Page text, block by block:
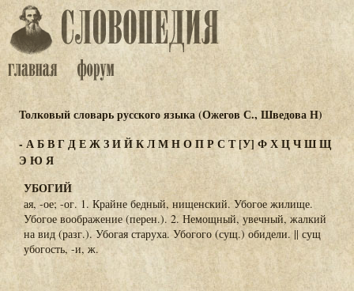
Толковый словарь русского языка (Ожегов С., Шведова Н)
-АБВГДЕЖЗИЙКЛМНОПР СТ[У] ФХЦЧШЩ
Э Ю Я
УБОГИЙ
ая, -ое; -ог. 1. Крайне бедный, нищенский. Убогое жилище.
Убогое воображение (перен.). 2. Немощный, увечный, жалкий
на вид (разг.). Убогая старуха. Убогого (сущ.) обидели. || сущ
убогость, -и, ж.